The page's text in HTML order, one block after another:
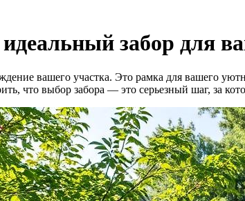
забор для
вашего участка. Это рамка для вашего
что выбор забора — это серьезный шаг, за